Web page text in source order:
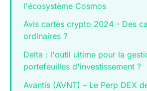
l'écosystème Cosmos
Avis cartes crypto 2024 - Des
ordinaires ?
Delta : l'outil ultime pour la
portefeuilles d'investissement ?
Avantis (AVNT) – Le Perp DEX